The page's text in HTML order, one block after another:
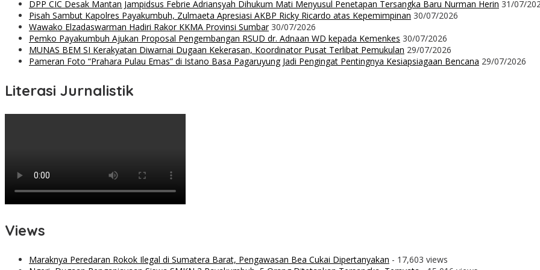
DPP CIC Desak Mantan Jampidsus Febrie Adriansyah Dihukum Mati Menyusul Penetapan Tersangka Baru Nurman Herin 31/07/
Pisah Sambut Kapolres Payakumbuh, Zulmaeta Apresiasi AKBP Ricky Ricardo atas Kepemimpinan 30/07/2026
Wawako Elzadaswarman Hadiri Rakor KKMA Provinsi Sumbar 30/07/2026
Pemko Payakumbuh Ajukan Proposal Pengembangan RSUD dr. Adnaan WD kepada Kemenkes 30/07/2026
MUNAS BEM SI Kerakyatan Diwarnai Dugaan Kekerasan, Koordinator Pusat Terlibat Pemukulan 29/07/2026
Pameran Foto “Prahara Pulau Emas” di Istano Basa Pagaruyung Jadi Pengingat Pentingnya Kesiapsiagaan Bencana 29/07/2026
Literasi Jurnalistik
Views
Maraknya Peredaran Rokok Ilegal di Sumatera Barat, Pengawasan Bea Cukai Dipertanyakan - 17,603 views